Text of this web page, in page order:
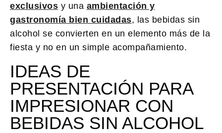
exclusivos y una ambientación y
gastronomía bien cuidadas, las bebidas sin
alcohol se convierten en un elemento más de la
fiesta y no en un simple acompañamiento.
IDEAS DE
PRESENTACIÓN PARA
IMPRESIONAR CON
BEBIDAS SIN ALCOHOL